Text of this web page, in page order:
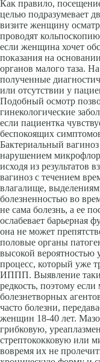
Как правило,
целью подразумевает
визите женщину
проводят
если женщина хочет
показания на
органов малого таза.
полученные
или отсутствии у
Подобный осмотр
гинекологические
если пациентка
беспокоящих
Бактериальный
нарушением
исходя из результатов
вагиноз с течением
влагалище,
болезненностью во
не сама болезнь, а ее
ослабевает барьерная
она не может
половые органы
высокой вероятностью
процесс, который уже
ИППП. Выявление
редкость, поэтому
болезнетворных
часто болезни,
женщин 18-40 лет.
грибковую,
стрептококковую или
вовремя их не